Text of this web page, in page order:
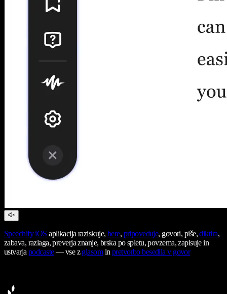
Speechify iOS aplikacija raziskuje, bere, pripoveduje, govori, piše,diktira,
zabava, razlaga, preverja znanje, brska po spletu, povzema, zapisuje in
ustvarjapodcaste— vse zglasominpretvorbo besedila v govor